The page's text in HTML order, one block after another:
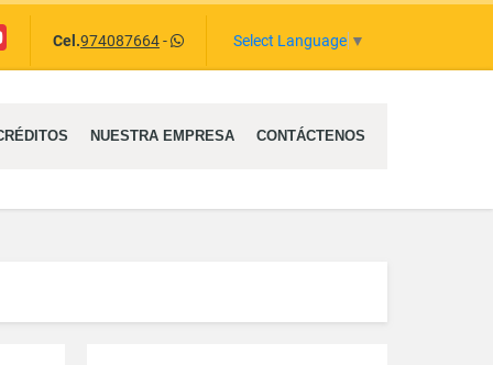
Cel.974087664- Select Language ▼
NUESTRA EMPRESA CONTÁCTENOS